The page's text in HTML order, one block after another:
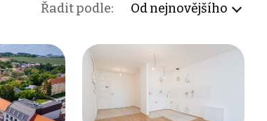
Řadit podle: Od nejnovějšího